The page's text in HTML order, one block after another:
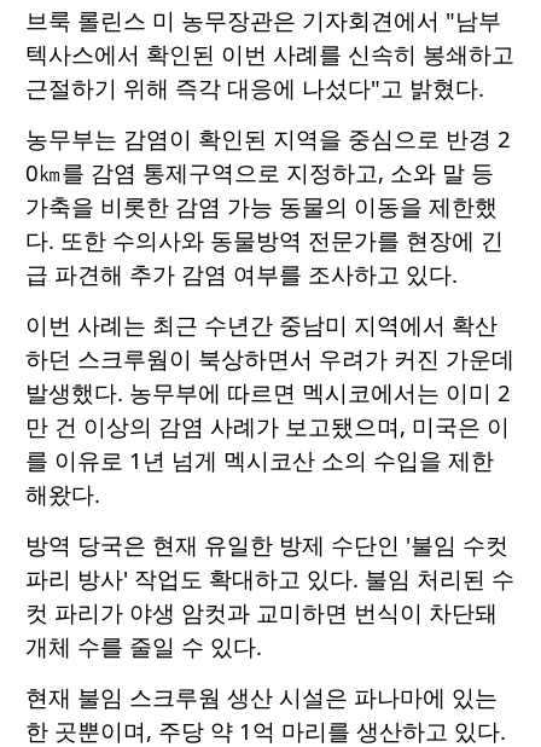
브룩 롤린스 미 농무장관은 기자회견에서 "남부
텍사스에서 확인된 이번 사례를 신속히 봉쇄하고
근절하기 위해 즉각 대응에 나섰다"고 밝혔다.
농무부는 감염이 확인된 지역을 중심으로 반경 2
0㎞를 감염 통제구역으로 지정하고, 소와 말 등
가축을 비롯한 감염 가능 동물의 이동을 제한했
다. 또한 수의사와 동물방역 전문가를 현장에 긴
급 파견해 추가 감염 여부를 조사하고 있다.
이번 사례는 최근 수년간 중남미 지역에서 확산
하던 스크루웜이 북상하면서 우려가 커진 가운데
발생했다. 농무부에 따르면 멕시코에서는 이미 2
만 건 이상의 감염 사례가 보고됐으며, 미국은 이
를 이유로 1년 넘게 멕시코산 소의 수입을 제한
해왔다.
방역 당국은 현재 유일한 방제 수단인 '불임 수컷
파리 방사' 작업도 확대하고 있다. 불임 처리된 수
컷 파리가 야생 암컷과 교미하면 번식이 차단돼
개체 수를 줄일 수 있다.
현재 불임 스크루웜 생산 시설은 파나마에 있는
한 곳뿐이며, 주당 약 1억 마리를 생산하고 있다.